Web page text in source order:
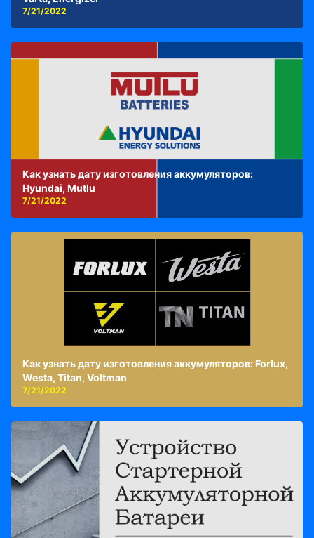
7/21/2022
Как узнать дату изготовления аккумуляторов:
Hyundai, Mutlu
7/21/2022
Как узнать дату изготовления аккумуляторов: Forlux,
Westa, Titan, Voltman
7/21/2022